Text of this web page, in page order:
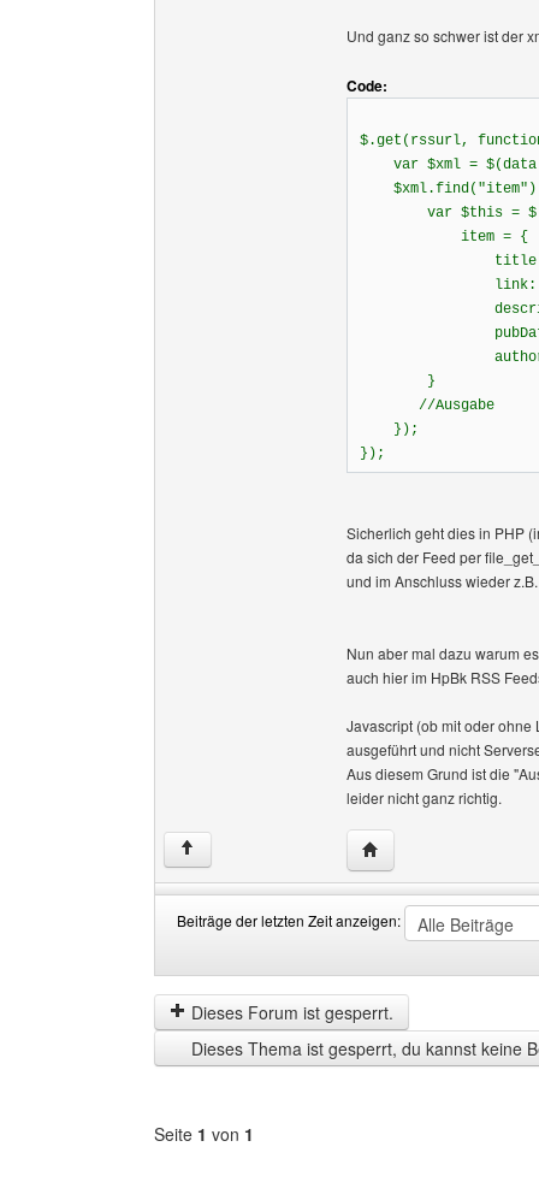
Und ganz so schwer ist der
Code:
$.get(rssurl,
var $xml =
var $this =
item = {
title:
link:
description:
pubDate:
author:
}
//Ausgabe
});
});
Sicherlich geht dies in PHP
da sich der Feed per
und im Anschluss wieder
Nun aber mal dazu warum
auch hier im HpBk RSS
Javascript (ob mit oder ohne
ausgeführt und nicht
Aus diesem Grund ist die
leider nicht ganz richtig.
↑ Website dieses
Beiträge der letzten Zeit anzeigen:
der
letzten
Zeit
anzeigen
by
Dieses Forum ist gesperrt.
Dieses Thema ist gesperrt, du kannst keine
Seite 1 von 1